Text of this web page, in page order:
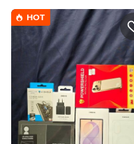
HOT